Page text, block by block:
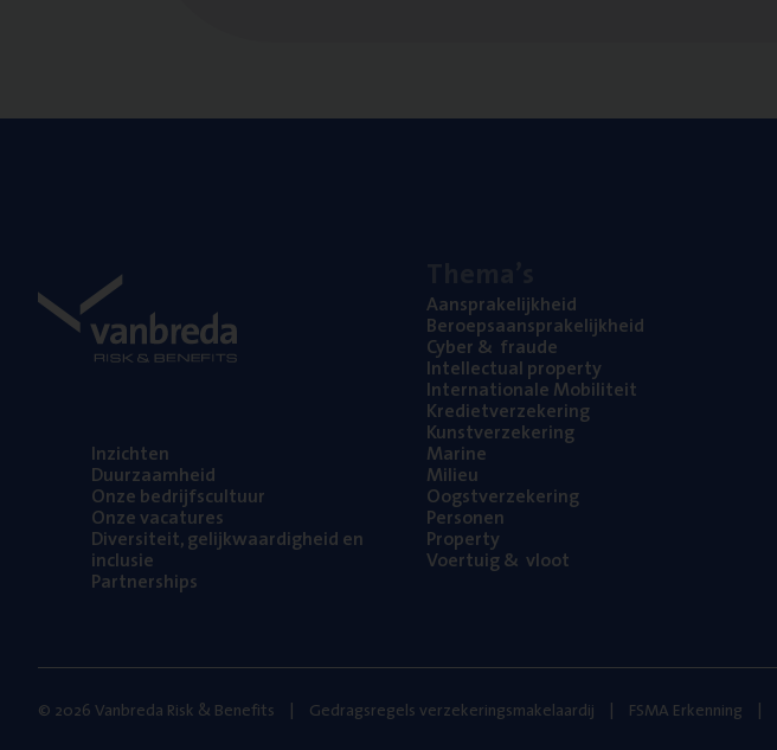
Inzich­ten
Duur­zaam­heid
Onze bedrijfs­cul­tuur
Onze vaca­tu­res
Diver­si­teit, gelijk­waar­dig­heid en
inclusie
Part­ner­ships
Aan­spra­ke­lijk­heid
Beroeps­aan­spra­ke­lijk­heid
Cyber& fraude
Intel­lec­tu­al property
Inter­na­ti­o­na­le Mobiliteit
Kre­diet­ver­ze­ke­ring
Kunst­ver­ze­ke­ring
Mari­ne
Mili­eu
Oogst­ver­ze­ke­ring
Per­so­nen
Pro­per­ty
Voer­tuig& vloot
© 2026 Vanbreda Risk & Benefits Gedragsregels verzekeringsmakelaardij FSMA Erkenning